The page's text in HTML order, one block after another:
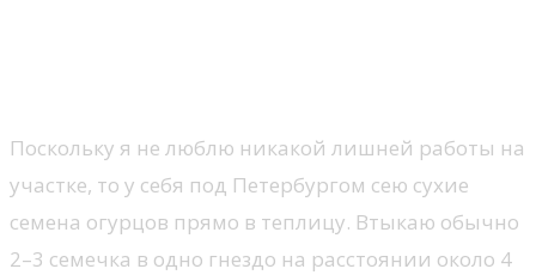
Поскольку я не люблю никакой лишней работы на
участке, то у себя под Петербургом сею сухие
семена огурцов прямо в теплицу. Втыкаю обычно
2–3 семечка в одно гнездо на расстоянии около 4